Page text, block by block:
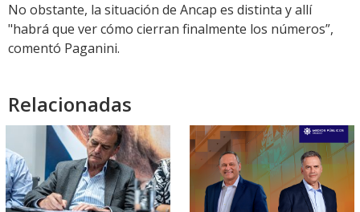
No obstante, la situación de Ancap es distinta y allí
"habrá que ver cómo cierran finalmente los números”,
comentó Paganini.
Relacionadas